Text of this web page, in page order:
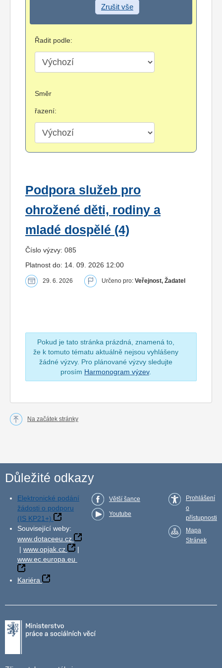
Zrušit vše
Řadit podle:
Směr
řazení:
Podpora služeb pro
ohrožené děti, rodiny a
mladé dospělé (4)
Číslo výzvy: 085
Platnost do: 14. 09. 2026 12:00
29. 6. 2026 Určeno pro: Veřejnost, Žadatel
Pokud je tato stránka prázdná, znamená to,
že k tomuto tématu aktuálně nejsou vyhlášeny
žádné výzvy. Pro plánované výzvy sledujte
prosím Harmonogram výzev.
Na začátek stránky
Důležité odkazy
Elektronické podání
žádosti o podporu
(IS KP21+)
Související weby:
www.dotaceeu.cz
| www.opjak.cz
|
www.ec.europa.eu
Kariéra
Větší šance
Youtube
Prohlášení
o
přístupnosti
Mapa
Stránek